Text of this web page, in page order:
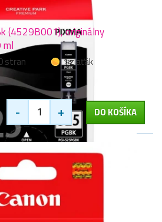
(4529B001), originálny
ml
stran
1 zlaťák
- + DO KOŠÍKA